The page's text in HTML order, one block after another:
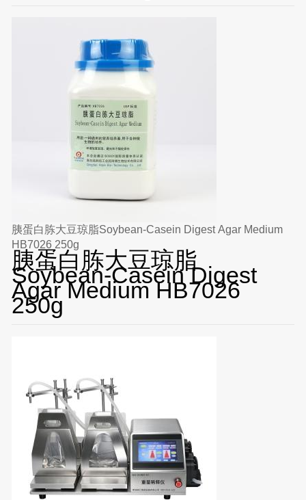
胰蛋白胨大豆琼脂Soybean-Casein Digest Agar Medium
HB7026 250g
胰蛋白胨大豆琼脂
Soybean-Casein Digest
Agar Medium HB7026
250g